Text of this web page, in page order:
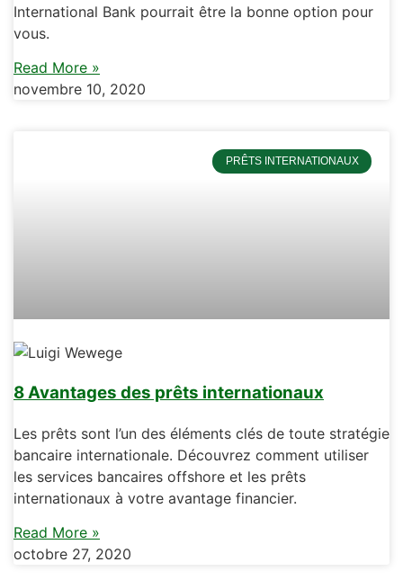
International Bank pourrait être la bonne option pour
vous.
Read More »
novembre 10, 2020
PRÊTS INTERNATIONAUX
8 Avantages des prêts internationaux
Les prêts sont l’un des éléments clés de toute stratégie
bancaire internationale. Découvrez comment utiliser
les services bancaires offshore et les prêts
internationaux à votre avantage financier.
Read More »
octobre 27, 2020